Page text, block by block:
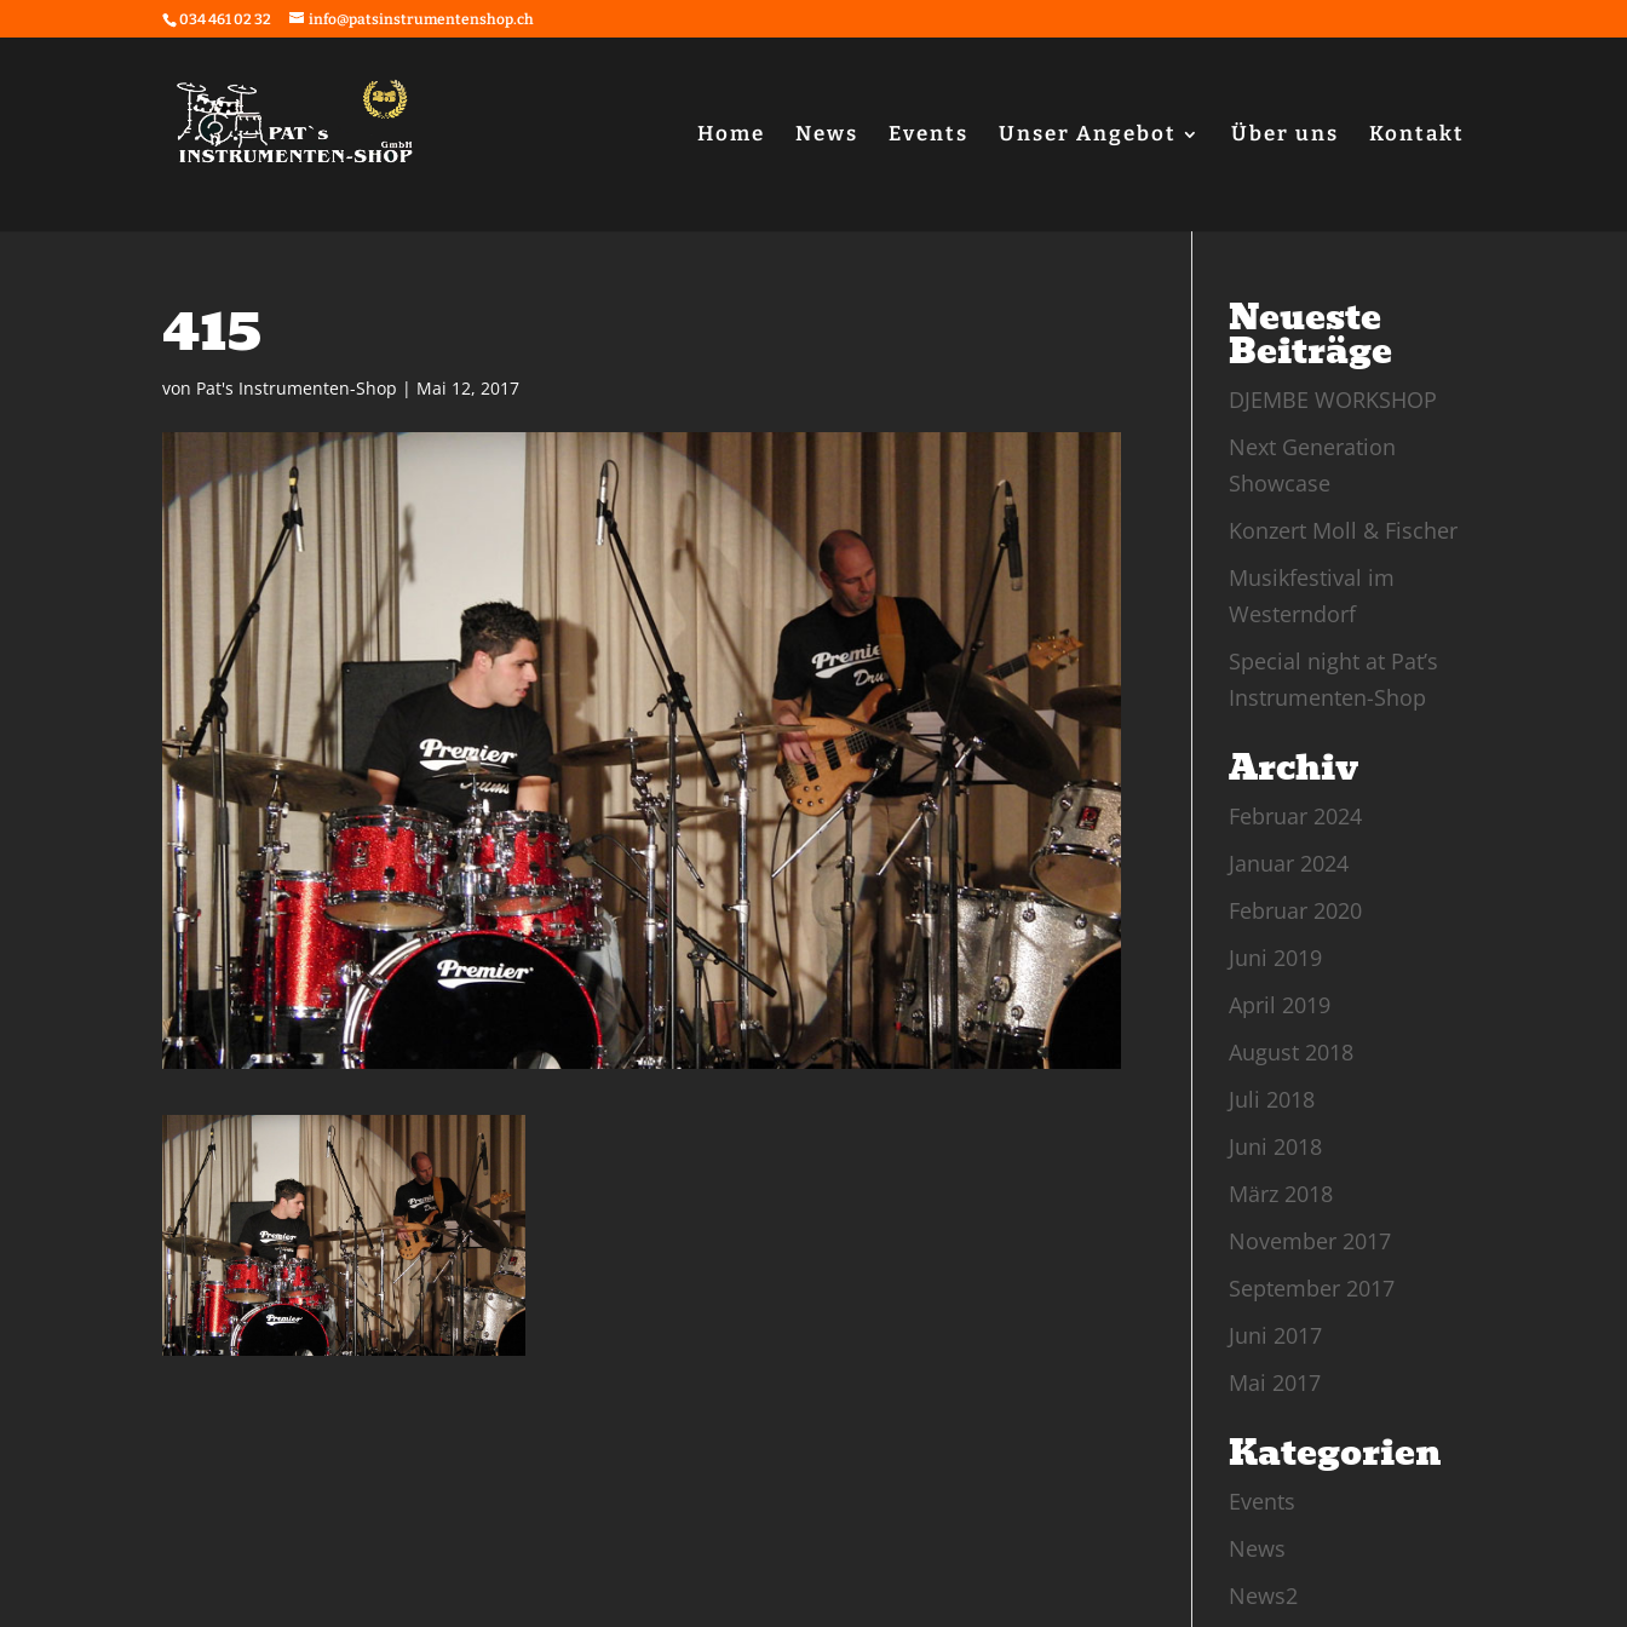
034 461 02 32 info@patsinstrumentenshop.ch
Home News Events Unser Angebot Über uns Kontakt
415
von Pat's Instrumenten-Shop | Mai 12, 2017
Neueste
Beiträge
DJEMBE WORKSHOP
Next Generation
Showcase
Konzert Moll & Fischer
Musikfestival im
Westerndorf
Special night at Pat’s
Instrumenten-Shop
Archiv
Februar 2024
Januar 2024
Februar 2020
Juni 2019
April 2019
August 2018
Juli 2018
Juni 2018
März 2018
November 2017
September 2017
Juni 2017
Mai 2017
Kategorien
Events
News
News2